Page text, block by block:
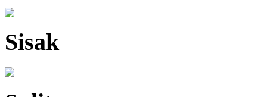
Sisak